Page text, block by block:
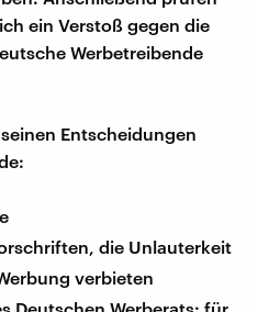
ein Verstoß gegen die
Werbetreibende
Entscheidungen
die Unlauterkeit
verbieten